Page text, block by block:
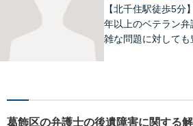
【北千住駅徒歩5分
年以上のベテラン弁
雑な問題に対しても
ださい。依頼者様の
にし、適切に対処し
葛飾区の弁護士の後遺障害に関する